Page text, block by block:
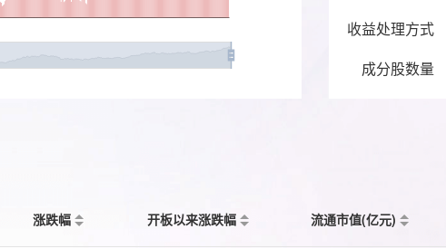
收益处理方式
成分股数量
涨跌幅 开板以来涨跌幅 流通市值(亿元)